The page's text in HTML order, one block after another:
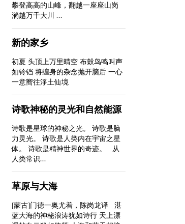
攀登高高的山峰，翻越一座座山岗
淌越万千大川 ...
新的家乡
初夏 头顶上万里晴空 布穀鸟鸣叫声
如铃铛 将缠身的杂念抛开脑后 一心
一意嚮往淨土仙境
诗歌神秘的灵光和自然能源
诗歌是星球的神秘之光。 诗歌是脑
力灵光。 诗歌是人类内在宇宙之星
体。 诗歌是精神世界的奇迹。 从
人类常识...
草原与大海
[蒙古]门德一奥尤着，陈岗龙译 湛
蓝大海的神秘浪涛犹如诗行 天上漂